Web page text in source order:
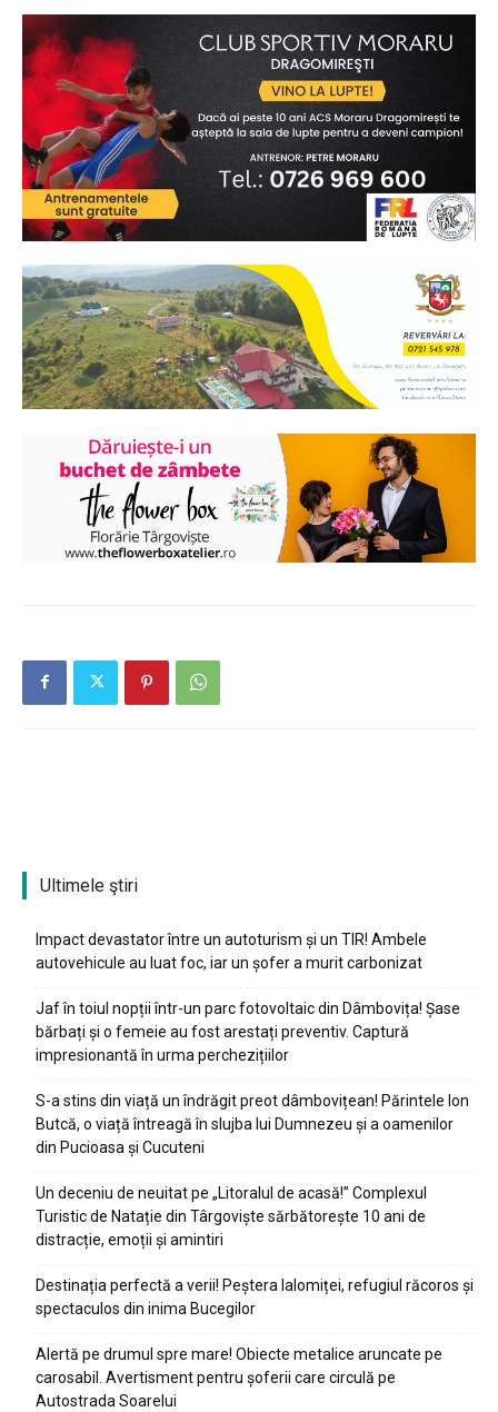
Ultimele ştiri
Impact devastator între un autoturism și un TIR! Ambele
autovehicule au luat foc, iar un șofer a murit carbonizat
Jaf în toiul nopții într-un parc fotovoltaic din Dâmbovița! Șase
bărbați și o femeie au fost arestați preventiv. Captură
impresionantă în urma perchezițiilor
S-a stins din viață un îndrăgit preot dâmbovițean! Părintele Ion
Butcă, o viață întreagă în slujba lui Dumnezeu și a oamenilor
din Pucioasa și Cucuteni
Un deceniu de neuitat pe „Litoralul de acasă!” Complexul
Turistic de Natație din Târgoviște sărbătorește 10 ani de
distracție, emoții și amintiri
Destinația perfectă a verii! Peștera Ialomiței, refugiul răcoros și
spectaculos din inima Bucegilor
Alertă pe drumul spre mare! Obiecte metalice aruncate pe
carosabil. Avertisment pentru șoferii care circulă pe
Autostrada Soarelui